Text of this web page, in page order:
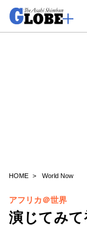
HOME World Now
アフリカ＠世界
演じてみ